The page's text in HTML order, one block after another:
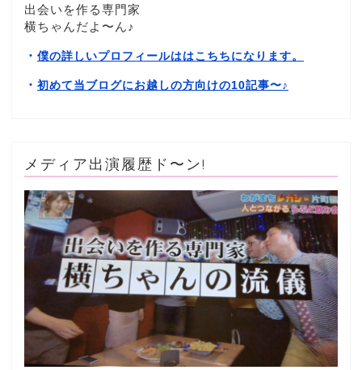
出会いを作る専門家
横ちゃんだよ〜ん♪
・ 僕の詳しいプロフィールははこちちになります。
・ 初めて当ブログにお越しの方向けの10記事〜♪
メディア出演履歴ド〜ン!